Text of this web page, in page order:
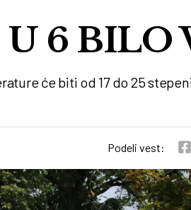
U 6 BILO
će biti od 17 do 25
Podeli vest: